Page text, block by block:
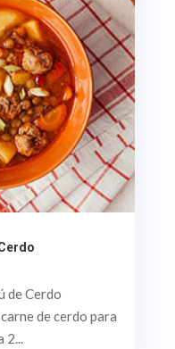
de Cerdo
de cerdo para